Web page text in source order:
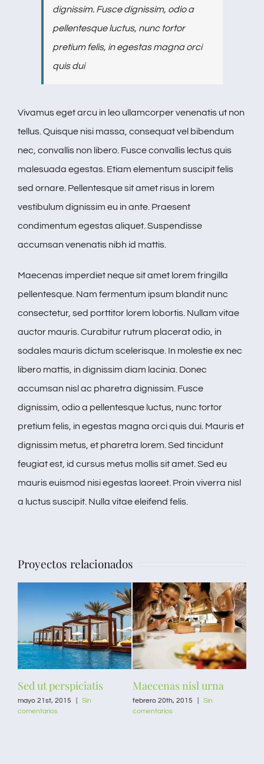
dignissim. Fusce dignissim, odio a
pellentesque luctus, nunc tortor
pretium felis, in egestas magna orci
quis dui
Vivamus eget arcu in leo ullamcorper venenatis ut non
tellus. Quisque nisi massa, consequat vel bibendum
nec, convallis non libero. Fusce convallis lectus quis
malesuada egestas. Etiam elementum suscipit felis
sed ornare. Pellentesque sit amet risus in lorem
vestibulum dignissim eu in ante. Praesent
condimentum egestas aliquet. Suspendisse
accumsan venenatis nibh id mattis.
Maecenas imperdiet neque sit amet lorem fringilla
pellentesque. Nam fermentum ipsum blandit nunc
consectetur, sed porttitor lorem lobortis. Nullam vitae
auctor mauris. Curabitur rutrum placerat odio, in
sodales mauris dictum scelerisque. In molestie ex nec
libero mattis, in dignissim diam lacinia. Donec
accumsan nisl ac pharetra dignissim. Fusce
dignissim, odio a pellentesque luctus, nunc tortor
pretium felis, in egestas magna orci quis dui. Mauris et
dignissim metus, et pharetra lorem. Sed tincidunt
feugiat est, id cursus metus mollis sit amet. Sed eu
mauris euismod nisi egestas laoreet. Proin viverra nisl
a luctus suscipit. Nulla vitae eleifend felis.
Proyectos relacionados
Sed ut perspiciatis
mayo 21st, 2015
Sin
comentarios
Maecenas nisl urna
febrero 20th, 2015
Sin
comentarios